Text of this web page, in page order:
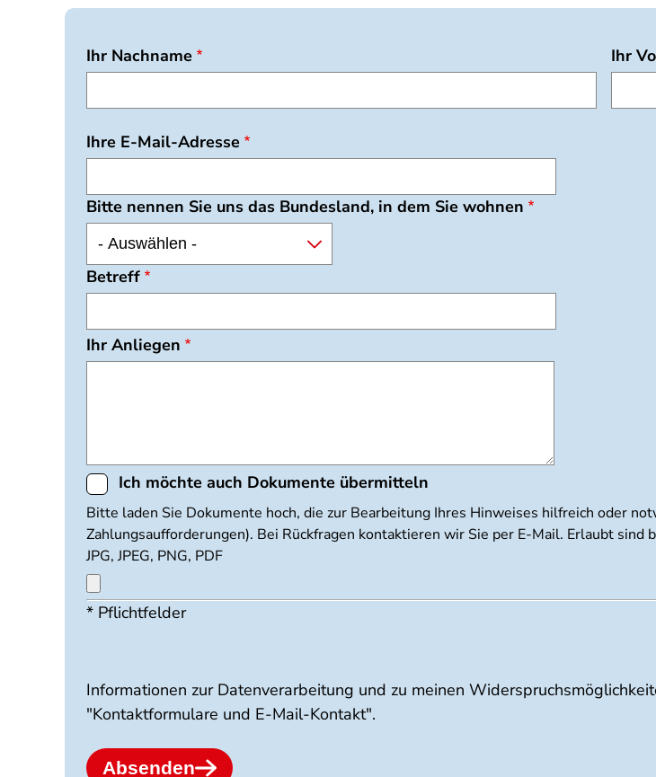
Ihr Nachname Ihr
Ihre E-Mail-Adresse
Bitte nennen Sie uns das Bundesland, in dem Sie wohnen
Betreff
Ihr Anliegen
Ich möchte auch Dokumente übermitteln
Dokumente
hochladen
Bitte laden Sie Dokumente hoch, die zur Bearbeitung Ihres Hinweises hilfreich oder
Zahlungsaufforderungen). Bei Rückfragen kontaktieren wir Sie per E-Mail. Erlaubt
JPG, JPEG, PNG, PDF
Maximal
10
MB
Limit.
Erlaubte
Dateitypen:
* Pflichtfelder
Informationen zur Datenverarbeitung und zu meinen
"Kontaktformulare und E-Mail-Kontakt".
Absenden